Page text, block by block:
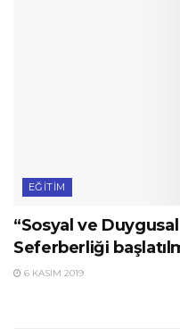
EĞITIM
“Sosyal ve
Seferberliği
6 KASIM 2019